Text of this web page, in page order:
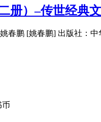
册）–传世经典
春鹏 [姚春鹏] 出版社：中
币